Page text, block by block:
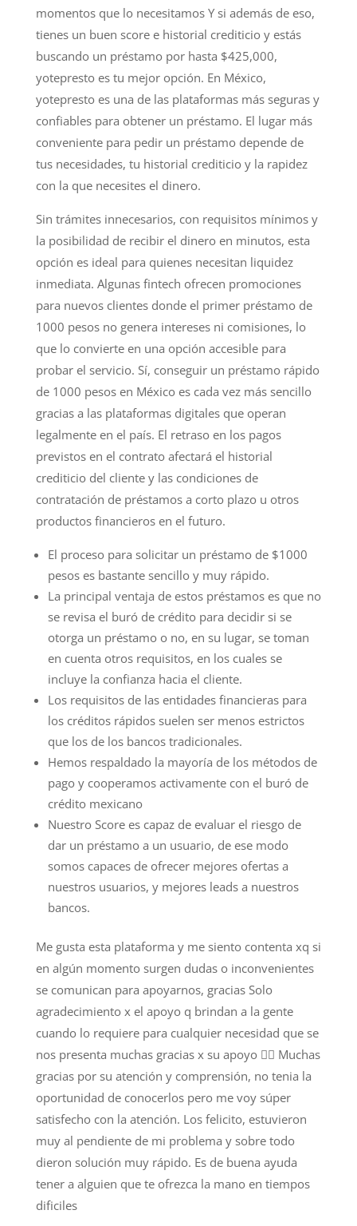
momentos que lo necesitamos Y si además de eso,
tienes un buen score e historial crediticio y estás
buscando un préstamo por hasta $425,000,
yotepresto es tu mejor opción. En México,
yotepresto es una de las plataformas más seguras y
confiables para obtener un préstamo. El lugar más
conveniente para pedir un préstamo depende de
tus necesidades, tu historial crediticio y la rapidez
con la que necesites el dinero.
Sin trámites innecesarios, con requisitos mínimos y
la posibilidad de recibir el dinero en minutos, esta
opción es ideal para quienes necesitan liquidez
inmediata. Algunas fintech ofrecen promociones
para nuevos clientes donde el primer préstamo de
1000 pesos no genera intereses ni comisiones, lo
que lo convierte en una opción accesible para
probar el servicio. Sí, conseguir un préstamo rápido
de 1000 pesos en México es cada vez más sencillo
gracias a las plataformas digitales que operan
legalmente en el país. El retraso en los pagos
previstos en el contrato afectará el historial
crediticio del cliente y las condiciones de
contratación de préstamos a corto plazo u otros
productos financieros en el futuro.
El proceso para solicitar un préstamo de $1000
pesos es bastante sencillo y muy rápido.
La principal ventaja de estos préstamos es que no
se revisa el buró de crédito para decidir si se
otorga un préstamo o no, en su lugar, se toman
en cuenta otros requisitos, en los cuales se
incluye la confianza hacia el cliente.
Los requisitos de las entidades financieras para
los créditos rápidos suelen ser menos estrictos
que los de los bancos tradicionales.
Hemos respaldado la mayoría de los métodos de
pago y cooperamos activamente con el buró de
crédito mexicano
Nuestro Score es capaz de evaluar el riesgo de
dar un préstamo a un usuario, de ese modo
somos capaces de ofrecer mejores ofertas a
nuestros usuarios, y mejores leads a nuestros
bancos.
Me gusta esta plataforma y me siento contenta xq si
en algún momento surgen dudas o inconvenientes
se comunican para apoyarnos, gracias Solo
agradecimiento x el apoyo q brindan a la gente
cuando lo requiere para cualquier necesidad que se
nos presenta muchas gracias x su apoyo 🙋‍♂️ Muchas
gracias por su atención y comprensión, no tenia la
oportunidad de conocerlos pero me voy súper
satisfecho con la atención. Los felicito, estuvieron
muy al pendiente de mi problema y sobre todo
dieron solución muy rápido. Es de buena ayuda
tener a alguien que te ofrezca la mano en tiempos
dificiles